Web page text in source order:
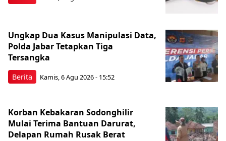
Berita
Ungkap Dua Kasus Manipulasi Data,
Polda Jabar Tetapkan Tiga
Tersangka
Kamis, 6 Agu 2026 - 15:52
Korban Kebakaran Sodonghilir
Mulai Terima Bantuan Darurat,
Delapan Rumah Rusak Berat